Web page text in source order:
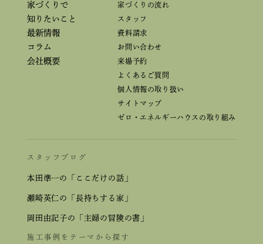
家づくりで
知りたいこと
最新情報
コラム
会社概要
家づくりの流れ
スタッフ
資料請求
お問い合わせ
来場予約
よくあるご質問
個人情報の取り扱い
サイトマップ
ゼロ・エネルギーハウスの取り組み
スタッフブログ
本田準一の「ここだけの話」
瀬崎英仁の「長持ちする家」
岡田由記子の「主婦の冒険の書」
施工事例をテーマから探す